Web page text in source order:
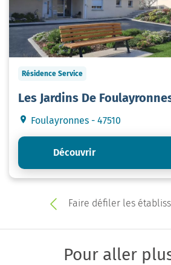
Résidence Service
Les Jardins De
Foulayronnes - 47510
Découvrir
Faire défiler les
Pour aller